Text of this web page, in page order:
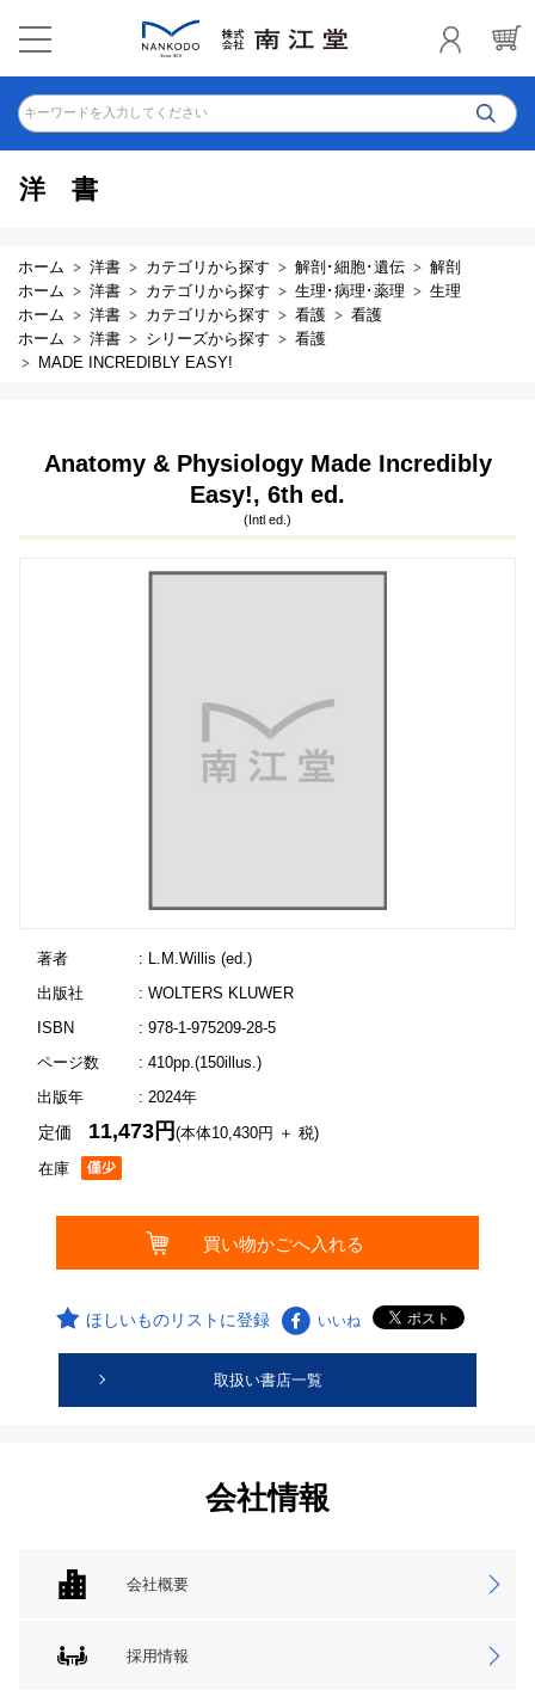
キーワードを入力してください
洋書
ホーム 洋書 カテゴリから探す 解剖･細胞･遺伝
解剖
ホーム
洋書 カテゴリから探す 生理･病理･薬理
生理
ホーム
洋書 カテゴリから探す 看護
看護
ホーム
洋書 シリーズから探す
看護
MADE INCREDIBLY EASY!
Anatomy & Physiology Made Incredibly
Easy!, 6th ed.
(Intl ed.)
著者
: L.M.Willis (ed.)
出版社
: WOLTERS KLUWER
ISBN
: 978-1-975209-28-5
ページ数
: 410pp.(150illus.)
出版年
: 2024年
在庫
定価 11,473円(本体10,430円 ＋ 税)
ほしいものリストに登録 いいね
取扱い書店一覧
会社情報
会社概要
採用情報